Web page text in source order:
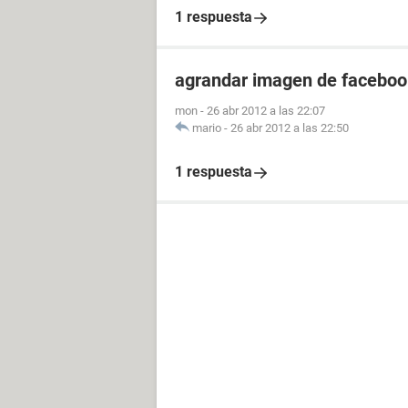
1 respuesta
agrandar imagen de
mon - 26 abr 2012 a las 22:07
mario - 26 abr 2012 a las 22:50
1 respuesta